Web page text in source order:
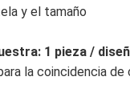
y el tamaño
1 pieza /
la coincidencia